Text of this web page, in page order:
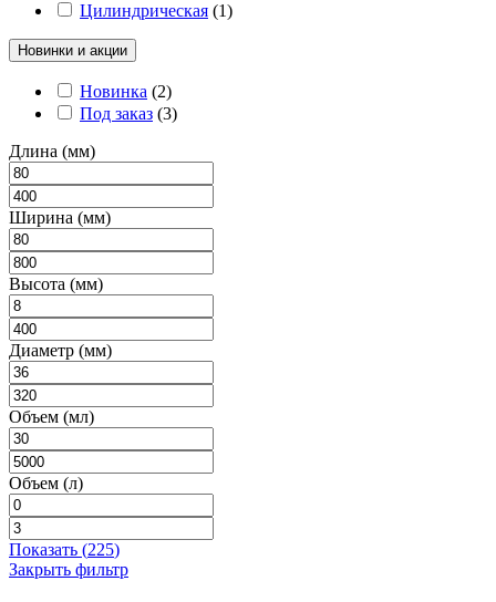
Цилиндрическая (1)
Новинки и акции
Новинка (2)
Под заказ (3)
Длина (мм)
Ширина (мм)
Высота (мм)
Диаметр (мм)
Объем (мл)
Объем (л)
Показать (225)
Закрыть фильтр